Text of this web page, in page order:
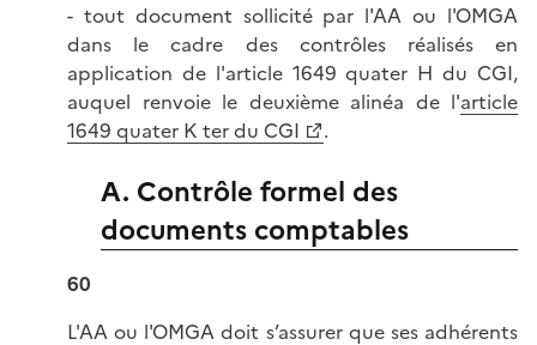
- tout document sollicité par l'AA ou l'OMGA
dans le cadre des contrôles réalisés en
application de l'article 1649 quater H du CGI,
auquel renvoie le deuxième alinéa de l'article
1649 quater K ter du CGI
.
A. Contrôle formel des
documents comptables
60
L'AA ou l'OMGA doit s’assurer que ses adhérents